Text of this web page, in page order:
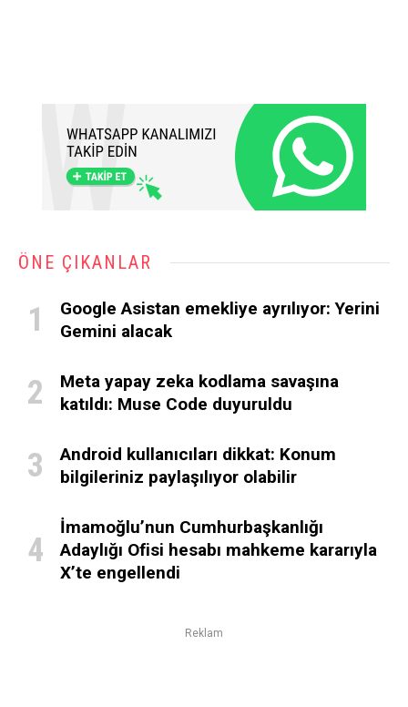
ÖNE ÇIKANLAR
Google Asistan emekliye ayrılıyor: Yerini
Gemini alacak
Meta yapay zeka kodlama savaşına
katıldı: Muse Code duyuruldu
Android kullanıcıları dikkat: Konum
bilgileriniz paylaşılıyor olabilir
İmamoğlu’nun Cumhurbaşkanlığı
Adaylığı Ofisi hesabı mahkeme kararıyla
X’te engellendi
Reklam